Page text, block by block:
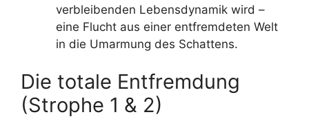
verbleibenden Lebensdynamik wird –
eine Flucht aus einer entfremdeten Welt
in die Umarmung des Schattens.
Die totale Entfremdung
(Strophe 1 & 2)